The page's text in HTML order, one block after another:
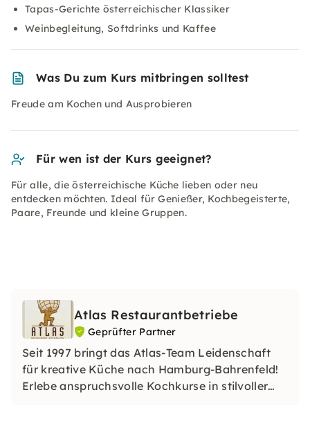
Tapas-Gerichte österreichischer Klassiker
Weinbegleitung, Softdrinks und Kaffee
Was Du zum Kurs mitbringen solltest
Freude am Kochen und Ausprobieren
Für wen ist der Kurs geeignet?
Für alle, die österreichische Küche lieben oder neu
entdecken möchten. Ideal für Genießer, Kochbegeisterte,
Paare, Freunde und kleine Gruppen.
Atlas Restaurantbetriebe
Geprüfter Partner
Seit 1997 bringt das Atlas-Team Leidenschaft
für kreative Küche nach Hamburg-Bahrenfeld!
Erlebe anspruchsvolle Kochkurse in stilvoller